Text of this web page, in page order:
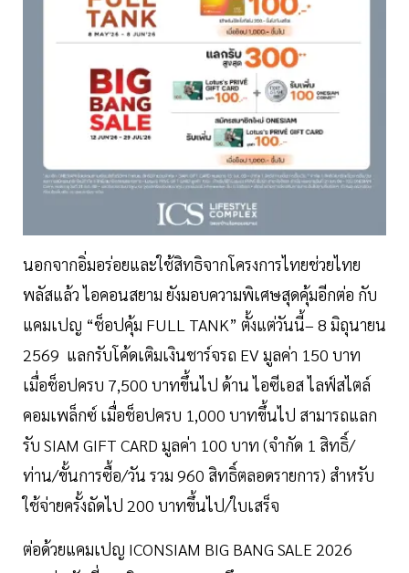
นอกจากอิ่มอร่อยและใช้สิทธิจากโครงการไทยช่วยไทย
พลัสแล้ว ไอคอนสยาม ยังมอบความพิเศษสุดคุ้มอีกต่อ กับ
แคมเปญ “ช็อปคุ้ม FULL TANK” ตั้งแต่วันนี้– 8 มิถุนายน
2569 แลกรับโค้ดเติมเงินชาร์จรถ EV มูลค่า 150 บาท
เมื่อช็อปครบ 7,500 บาทขึ้นไป ด้าน ไอซีเอส ไลฟ์สไตล์
คอมเพล็กซ์ เมื่อช็อปครบ 1,000 บาทขึ้นไป สามารถแลก
รับ SIAM GIFT CARD มูลค่า 100 บาท (จำกัด 1 สิทธิ์/
ท่าน/ขั้นการซื้อ/วัน รวม 960 สิทธิ์ตลอดรายการ) สำหรับ
ใช้จ่ายครั้งถัดไป 200 บาทขึ้นไป/ใบเสร็จ
ต่อด้วยแคมเปญ ICONSIAM BIG BANG SALE 2026